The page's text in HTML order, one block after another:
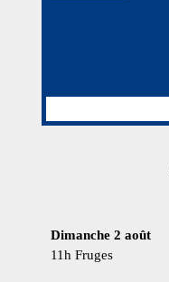
Dimanche 2 août
11h Fruges